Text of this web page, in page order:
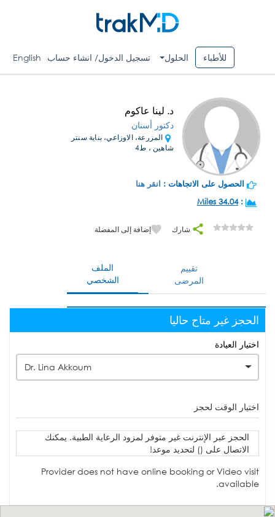
للأطباء الحلول تسجيل الدخول/ انشاء حساب English
د. لينا عاكوم
دكتور أسنان
المزرعة، الاوزاعي، بناية سنتر
شاهين ، ط4
الحصول على الاتجاهات : انقر هنا
:
34.04 Miles
شارك إضافة إلى المفضلة
الملف
الشخصي
تقييم
المرضى
الحجز غير متاح حاليا
اختيار العيادة
Dr. Lina Akkoum
اختيار الوقت لحجز
الحجز عبر الإنترنت غير متوفر لمزود الرعاية الطبية. يمكنك
الاتصال على () لتحديد موعد!
Provider does not have online booking or Video visit
available.